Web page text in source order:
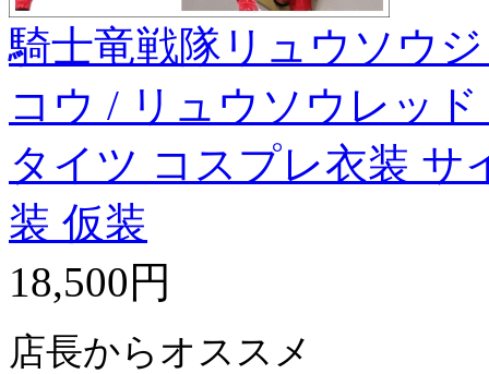
騎士竜戦隊リュウソウ
コウ / リュウソウレッ
タイツ コスプレ衣装
装 仮装
18,500円
店長からオススメ